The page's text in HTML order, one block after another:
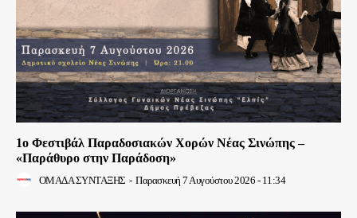
1ο Φεστιβάλ Παραδοσιακών Χορών Νέας Σινώπης –
«Παράθυρο στην Παράδοση»
ΟΜΑΔΑ ΣΥΝΤΑΞΗΣ - Παρασκευή 7 Αυγούστου 2026 - 11:34